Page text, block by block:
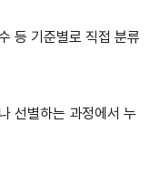
등 기준별로 직접 분류
선별하는 과정에서 누